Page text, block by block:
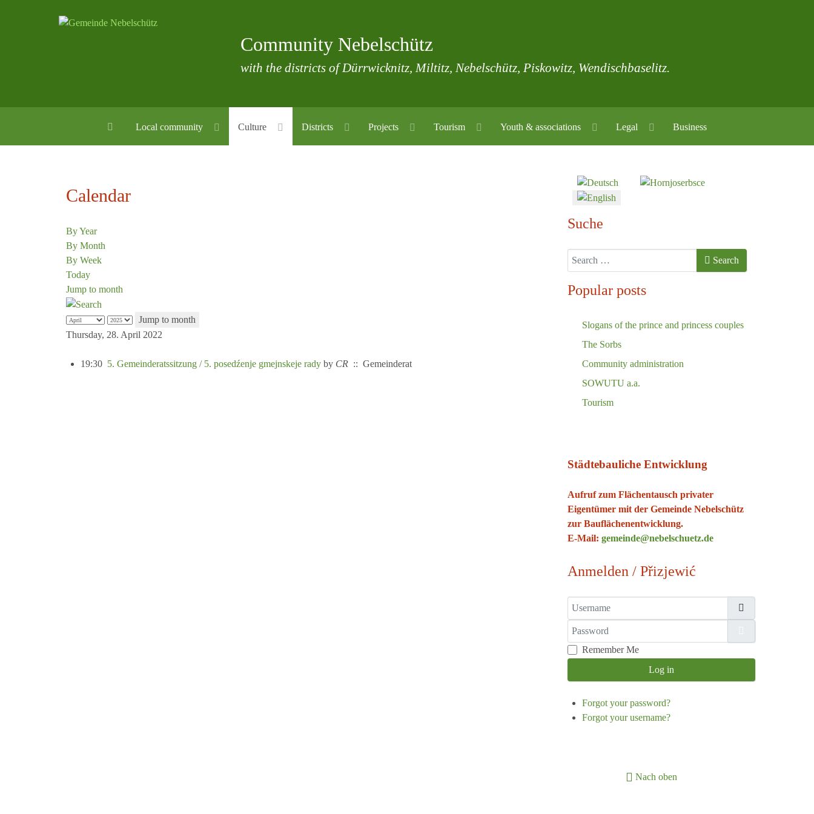
Community Nebelschütz
with the districts of Dürrwicknitz, Miltitz, Nebelschütz, Piskowitz, Wendischbaselitz.
Local community Culture Districts Projects Tourism Youth & associations Legal Business
Calendar
By Year
By Month
By Week
Today
Jump to month
Jump to month
Thursday, 28. April 2022
19:30 5. Gemeinderatssitzung / 5. posedźenje gmejnskeje rady by CR :: Gemeinderat
Select your language
Suche
Search Search
Popular posts
Slogans of the prince and princess couples
The Sorbs
Community administration
SOWUTU a.a.
Tourism
Städtebauliche Entwicklung
Aufruf zum Flächentausch privater
Eigentümer mit der Gemeinde Nebelschütz
zur Bauflächenentwicklung.
E-Mail: gemeinde@nebelschuetz.de
Anmelden / Přizjewić
Username
Password
Remember Me
Log in
Forgot your password?
Forgot your username?
Nach oben